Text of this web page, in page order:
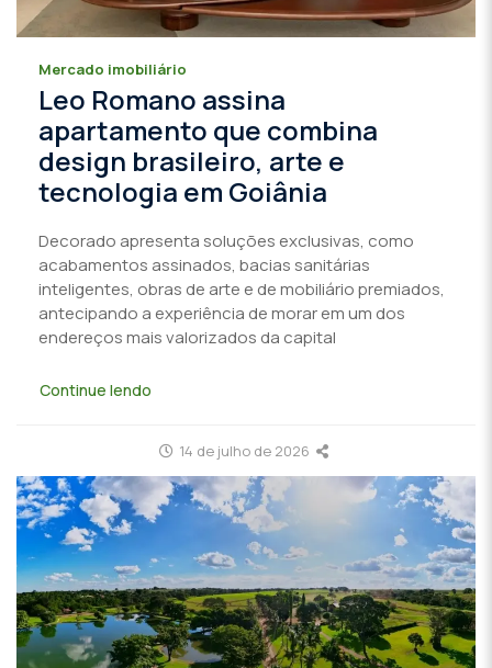
Mercado imobiliário
Leo Romano assina
apartamento que combina
design brasileiro, arte e
tecnologia em Goiânia
Decorado apresenta soluções exclusivas, como
acabamentos assinados, bacias sanitárias
inteligentes, obras de arte e de mobiliário premiados,
antecipando a experiência de morar em um dos
endereços mais valorizados da capital
Continue lendo
14 de julho de 2026